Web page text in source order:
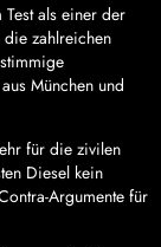
als einer der
die zahlreichen
München und
für die zivilen
Diesel kein
Argumente für